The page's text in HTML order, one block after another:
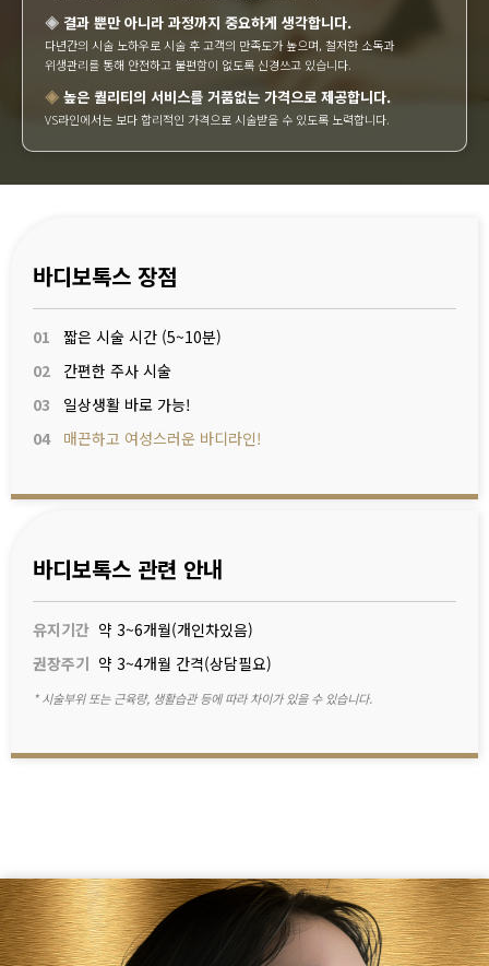
◈ 결과 뿐만 아니라 과정까지 중요하게 생각합니다.
다년간의 시술 노하우로 시술 후 고객의 만족도가 높으며, 철저한 소독과
위생관리를 통해 안전하고 불편함이 없도록 신경쓰고 있습니다.
◈ 높은 퀄리티의 서비스를 거품없는 가격으로 제공합니다.
VS라인에서는 보다 합리적인 가격으로 시술받을 수 있도록 노력합니다.
바디보톡스 장점
01
짧은 시술 시간 (5~10분)
02
간편한 주사 시술
03
일상생활 바로 가능!
04 매끈하고 여성스러운 바디라인!
바디보톡스 관련 안내
유지기간 약 3~6개월(개인차있음)
권장주기 약 3~4개월 간격(상담필요)
* 시술부위 또는 근육량, 생활습관 등에 따라 차이가 있을 수 있습니다.